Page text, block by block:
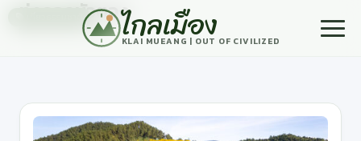
ไกลเมือง
KLAI MUEANG | OUT OF CIVILIZED
ทุ่งดอกบัวตอง
19 สิงหาคม, 2022